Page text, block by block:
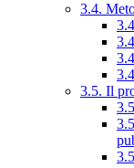
3.4.
3.5. Il